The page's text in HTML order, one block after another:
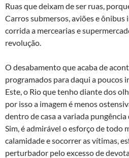
Ruas que deixam de ser ruas,
Carros submersos, aviões e ônibus
corrida a mercearias e
revolução.
O desabamento que acaba de
programados para daqui a poucos
Este, o Rio que tenho diante dos
por isso a imagem é menos
dentro de casa a variada pungência
Sim, é admirável o esforço de todo
calamidade e socorrer as vítimas,
perturbador pelo excesso de